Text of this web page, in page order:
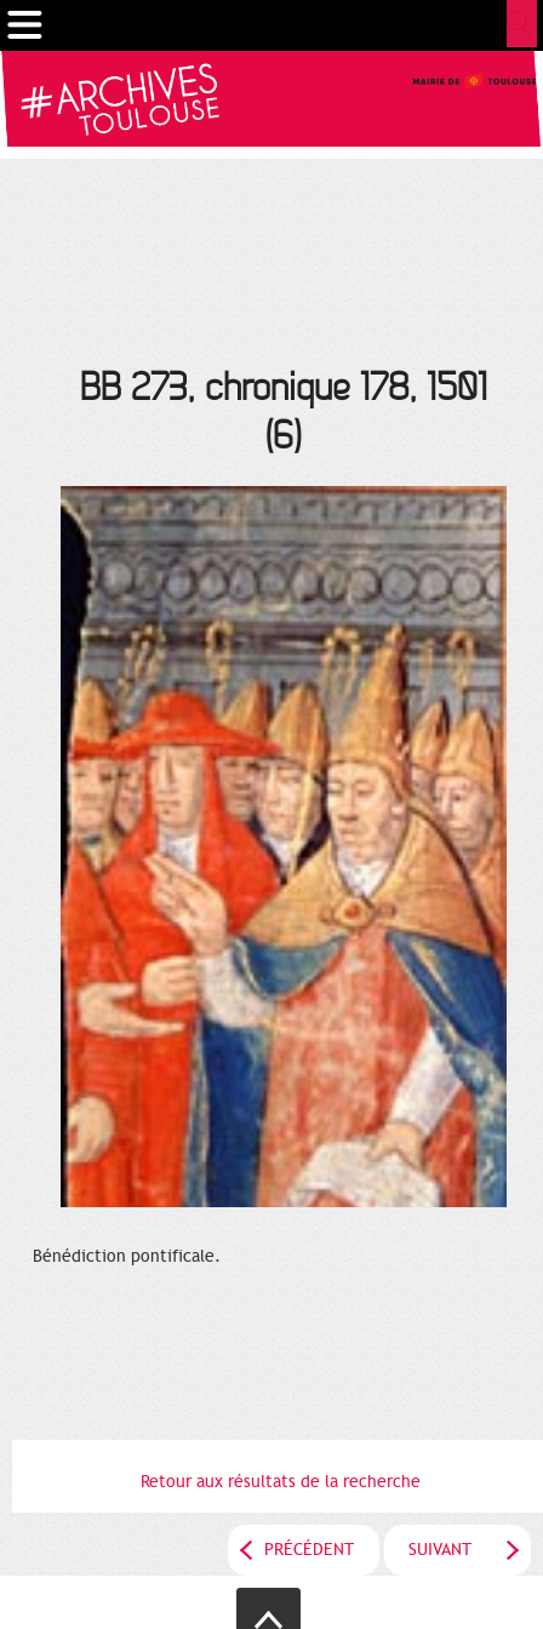
BB 273, chronique 178, 1501
(6)
Bénédiction pontificale.
Retour aux résultats de la recherche
PRÉCÉDENT SUIVANT
Gestion de vos préférences sur les cookies